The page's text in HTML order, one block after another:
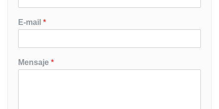
E-mail *
Mensaje *